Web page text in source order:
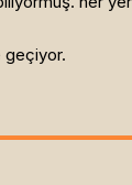
geçiyor.